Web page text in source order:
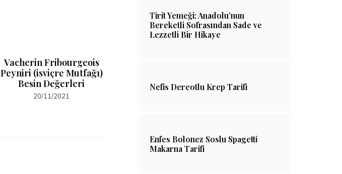
Vacherin Fribourgeois
Peyniri (isviçre Mutfağı)
Besin Değerleri
20/11/2021
30/05/2021
Tirit Yemeği: Anadolu’nun
Bereketli Sofrasından Sade ve
Lezzetli Bir Hikaye
Nefis Dereotlu Krep Tarifi
Enfes Bolonez Soslu Spagetti
Makarna Tarifi